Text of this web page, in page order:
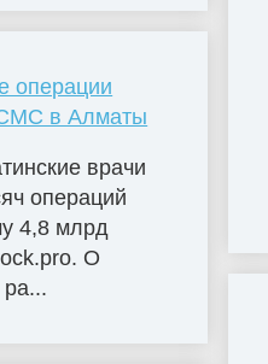
операции
в Алматы
врачи
операций
4,8 млрд
О